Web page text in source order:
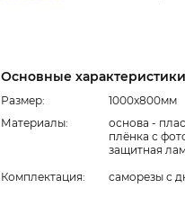
Основные характеристики
Размер:
1000x800мм
Материалы:
основа -
плёнка с
защитная
Комплектация:
cаморезы с